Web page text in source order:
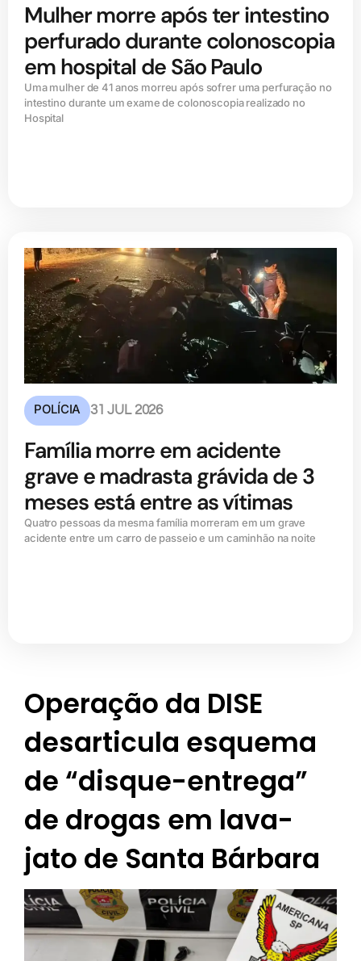
Mulher morre após ter intestino
perfurado durante colonoscopia
em hospital de São Paulo
Uma mulher de 41 anos morreu após sofrer uma perfuração no
intestino durante um exame de colonoscopia realizado no
Hospital
POLÍCIA 31 JUL 2026
Família morre em acidente
grave e madrasta grávida de 3
meses está entre as vítimas
Quatro pessoas da mesma família morreram em um grave
acidente entre um carro de passeio e um caminhão na noite
Operação da DISE
desarticula esquema
de “disque-entrega”
de drogas em lava-
jato de Santa Bárbara